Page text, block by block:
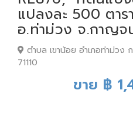
แปลงละ 500 ตาร
อ.ท่าม่วง จ.กาญจ
ตำบล เขาน้อย อำเภอท่าม่วง
71110
ขาย ฿